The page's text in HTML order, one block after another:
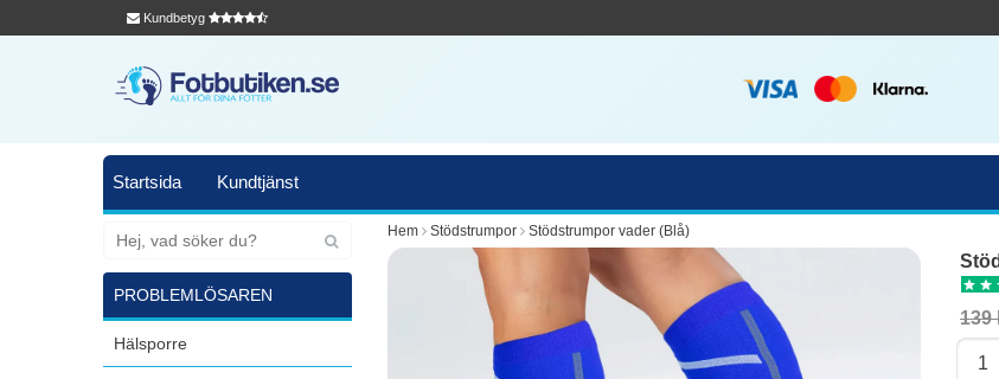
Kundbetyg
Startsida Kundtjänst
PROBLEMLÖSAREN
Hälsporre
Hem Stödstrumpor Stödstrumpor vader (Blå)
139